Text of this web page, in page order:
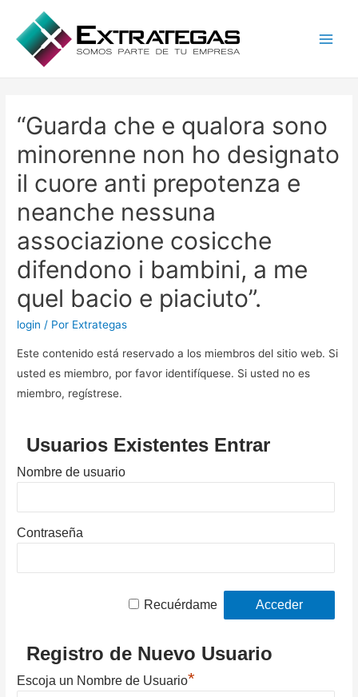
“Guarda che e qualora sono
minorenne non ho designato
il cuore anti prepotenza e
neanche nessuna
associazione cosicche
difendono i bambini, a me
quel bacio e piaciuto”.
login / Por Extrategas
Este contenido está reservado a los miembros del sitio web. Si
usted es miembro, por favor identifíquese. Si usted no es
miembro, regístrese.
Usuarios Existentes Entrar
Nombre de usuario
Contraseña
Recuérdame
Registro de Nuevo Usuario
Escoja un Nombre de Usuario*